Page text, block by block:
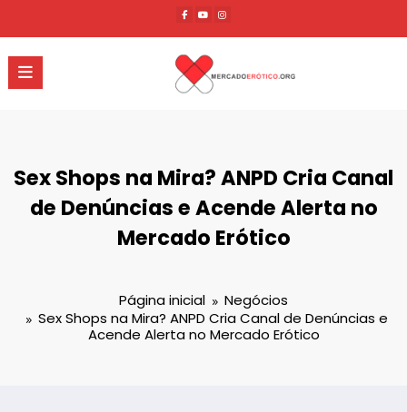
o
conteúdo
Sex Shops na Mira? ANPD Cria Canal
de Denúncias e Acende Alerta no
Mercado Erótico
Página inicial
Negócios
Sex Shops na Mira? ANPD Cria Canal de Denúncias e
Acende Alerta no Mercado Erótico